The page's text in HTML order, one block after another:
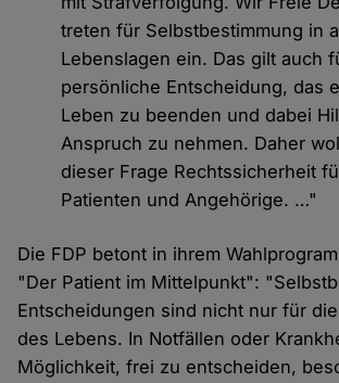
treten für Selbstbestimmung in
Lebenslagen ein. Das gilt auch
persönliche Entscheidung, das
Leben zu beenden und dabei
Anspruch zu nehmen. Daher
dieser Frage Rechtssicherheit
Patienten und Angehörige. …"
Die FDP betont in ihrem
"Der Patient im Mittelpunkt":
Entscheidungen sind nicht nur für
des Lebens. In Notfällen oder
Möglichkeit, frei zu entscheiden,